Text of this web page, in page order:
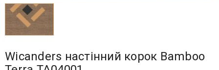
Wicanders настінний корок Bamboo